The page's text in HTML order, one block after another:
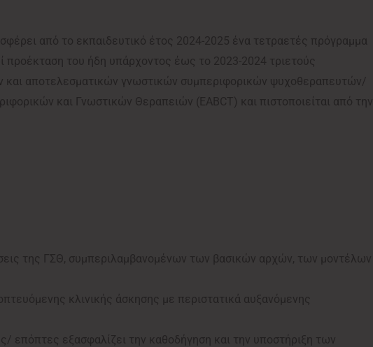
από το εκπαιδευτικό έτος 2024-2025 ένα τετραετές πρόγραμμα
προέκταση του ήδη υπάρχοντος έως το 2023-2024 τριετούς
και αποτελεσματικών γνωστικών συμπεριφορικών ψυχοθεραπευτών/
και Γνωστικών Θεραπειών (EABCT) και πιστοποιείται από την
της ΓΣΘ, συμπεριλαμβανομένων των βασικών αρχών, των μοντέλων
κλινικής άσκησης με περιστατικά αυξανόμενης
επόπτες εξασφαλίζει την καθοδήγηση και την υποστήριξη των